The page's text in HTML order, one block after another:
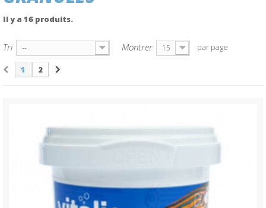
Il y a 16 produits.
Tri -- Montrer 15 par page
1 2